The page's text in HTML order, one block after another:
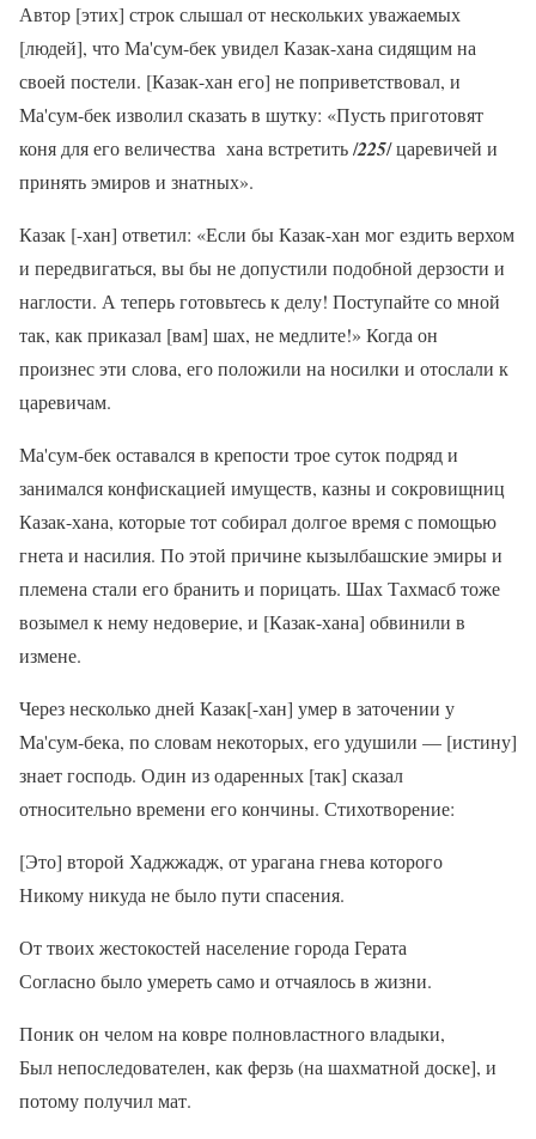
Автор [этих] строк слышал от нескольких уважаемых
[людей], что Ма'сум-бек увидел Казак-хана сидящим на
своей постели. [Казак-хан его] не поприветствовал, и
Ма'сум-бек изволил сказать в шутку: «Пусть приготовят
коня для его величества хана встретить /225/ царевичей и
принять эмиров и знатных».
Казак [-хан] ответил: «Если бы Казак-хан мог ездить верхом
и передвигаться, вы бы не допустили подобной дерзости и
наглости. А теперь готовьтесь к делу! Поступайте со мной
так, как приказал [вам] шах, не медлите!» Когда он
произнес эти слова, его положили на носилки и отослали к
царевичам.
Ма'сум-бек оставался в крепости трое суток подряд и
занимался конфискацией имуществ, казны и сокровищниц
Казак-хана, которые тот собирал долгое время с помощью
гнета и насилия. По этой причине кызылбашские эмиры и
племена стали его бранить и порицать. Шах Тахмасб тоже
возымел к нему недоверие, и [Казак-хана] обвинили в
измене.
Через несколько дней Казак[-хан] умер в заточении у
Ма'сум-бека, по словам некоторых, его удушили — [истину]
знает господь. Один из одаренных [так] сказал
относительно времени его кончины. Стихотворение:
[Это] второй Хаджжадж, от урагана гнева которого
Никому никуда не было пути спасения.
От твоих жестокостей население города Герата
Согласно было умереть само и отчаялось в жизни.
Поник он челом на ковре полновластного владыки,
Был непоследователен, как ферзь (на шахматной доске], и
потому получил мат.